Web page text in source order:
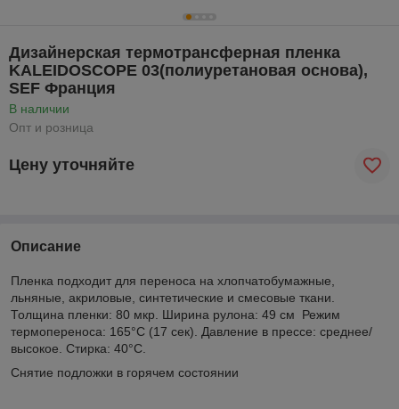
Дизайнерская термотрансферная пленка
KALEIDOSCOPE 03(полиуретановая основа),
SEF Франция
В наличии
Опт и розница
Цену уточняйте
Описание
Пленка подходит для переноса на хлопчатобумажные,
льняные, акриловые, синтетические и смесовые ткани.
Толщина пленки: 80 мкр. Ширина рулона: 49 см Режим
термопереноса: 165°C (17 сек). Давление в прессе: среднее/
высокое. Стирка: 40°C.
Снятие подложки в горячем состоянии